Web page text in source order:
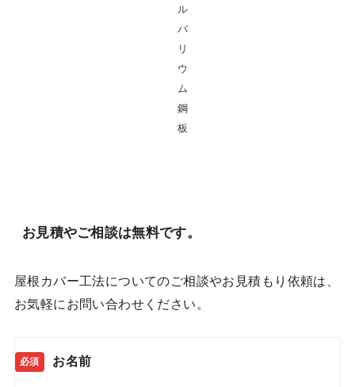
ル
バ
リ
ウ
ム
鋼
板
お見積やご相談は無料です。
屋根カバー工法についてのご相談やお見積もり依頼は、
お気軽にお問い合わせください。
必須 お名前